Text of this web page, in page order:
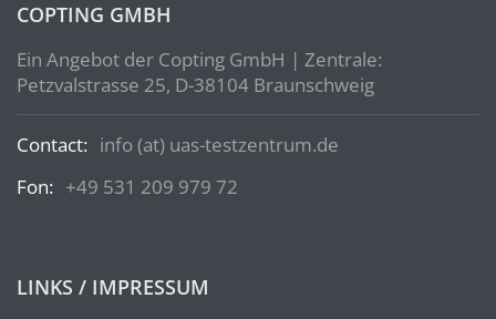
COPTING GMBH
Ein Angebot der Copting GmbH | Zentrale:
Petzvalstrasse 25, D-38104 Braunschweig
Contact: info (at) uas-testzentrum.de
Fon: +49 531 209 979 72
LINKS / IMPRESSUM